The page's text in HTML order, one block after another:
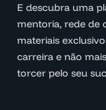
E descubra uma
mentoria, rede de
materiais
carreira e não
torcer pelo seu